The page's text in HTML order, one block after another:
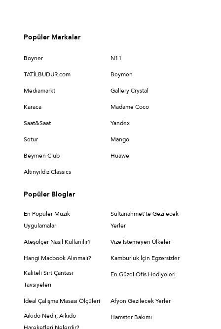
Popüler Markalar
Boyner N11
TATİLBUDUR.com Beymen
Medıamarkt Gallery Crystal
Karaca Madame Coco
Saat&Saat Yandex
Setur Mango
Beymen Club Huaweı
Altınyıldız Classıcs
Popüler Bloglar
En Popüler Müzik
Uygulamaları
Sultanahmet’te Gezilecek
Yerler
Ateşölçer Nasıl Kullanılır? Vize İstemeyen Ülkeler
Hangi Macbook Alınmalı?
Kamburluk İçin Egzersizler
Kaliteli Sırt Çantası
Tavsiyeleri
En Güzel Ofis Hediyeleri
İdeal Çalışma Masası Ölçüleri
Afyon Gezilecek Yerler
Aikido Nedir, Aikido
Hamster Bakımı